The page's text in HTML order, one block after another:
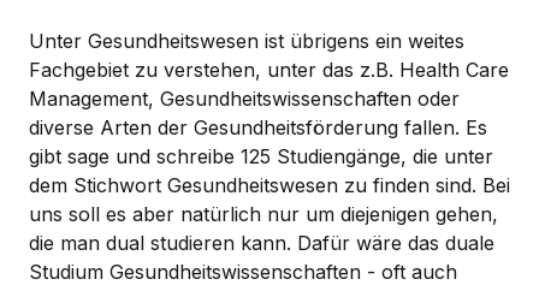
Unter Gesundheitswesen ist übrigens ein weites
Fachgebiet zu verstehen, unter das z.B. Health Care
Management, Gesundheitswissenschaften oder
diverse Arten der Gesundheitsförderung fallen. Es
gibt sage und schreibe 125 Studiengänge, die unter
dem Stichwort Gesundheitswesen zu finden sind. Bei
uns soll es aber natürlich nur um diejenigen gehen,
die man dual studieren kann. Dafür wäre das duale
Studium Gesundheitswissenschaften - oft auch